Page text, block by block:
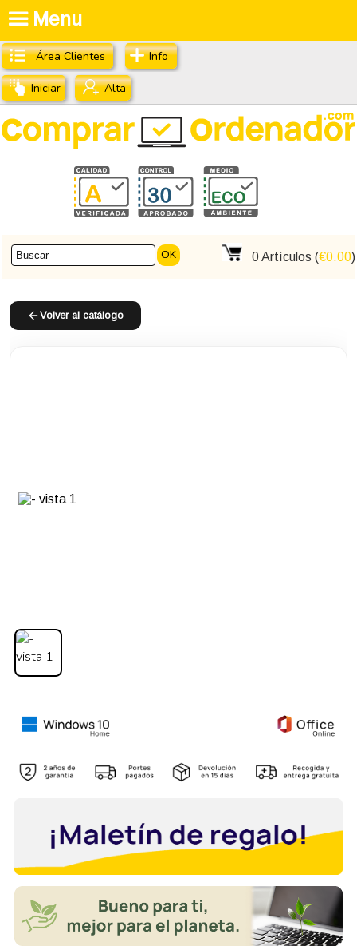
Área Clientes Info
Iniciar Alta
OK 0Artículos (€0.00)
Menu
Volver al catálogo